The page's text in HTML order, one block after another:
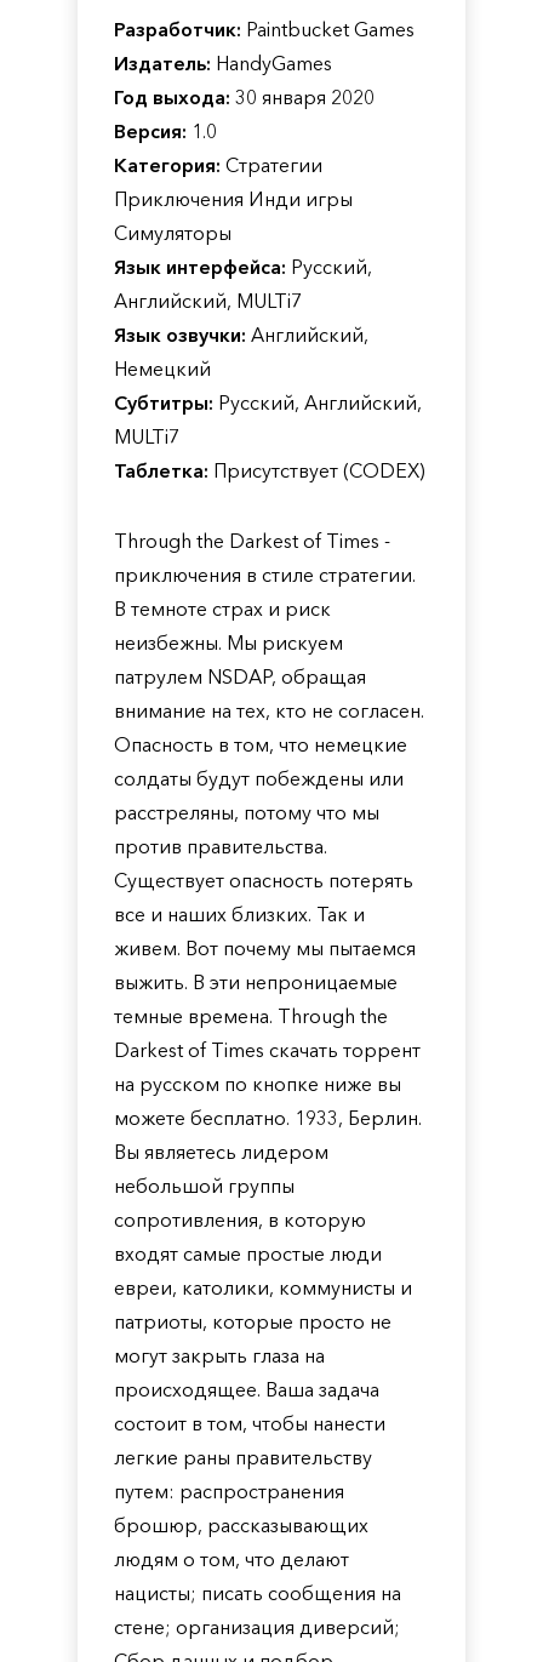
Разработчик: Paintbucket Games
Издатель: HandyGames
Год выхода: 30 января 2020
Версия: 1.0
Категория: Стратегии
Приключения Инди игры
Симуляторы
Язык интерфейса: Русский,
Английский, MULTi7
Язык озвучки: Английский,
Немецкий
Субтитры: Русский, Английский,
MULTi7
Таблетка: Присутствует (CODEX)
Through the Darkest of Times -
приключения в стиле стратегии.
В темноте страх и риск
неизбежны. Мы рискуем
патрулем NSDAP, обращая
внимание на тех, кто не согласен.
Опасность в том, что немецкие
солдаты будут побеждены или
расстреляны, потому что мы
против правительства.
Существует опасность потерять
все и наших близких. Так и
живем. Вот почему мы пытаемся
выжить. В эти непроницаемые
темные времена. Through the
Darkest of Times скачать торрент
на русском по кнопке ниже вы
можете бесплатно. 1933, Берлин.
Вы являетесь лидером
небольшой группы
сопротивления, в которую
входят самые простые люди
евреи, католики, коммунисты и
патриоты, которые просто не
могут закрыть глаза на
происходящее. Ваша задача
состоит в том, чтобы нанести
легкие раны правительству
путем: распространения
брошюр, рассказывающих
людям о том, что делают
нацисты; писать сообщения на
стене; организация диверсий;